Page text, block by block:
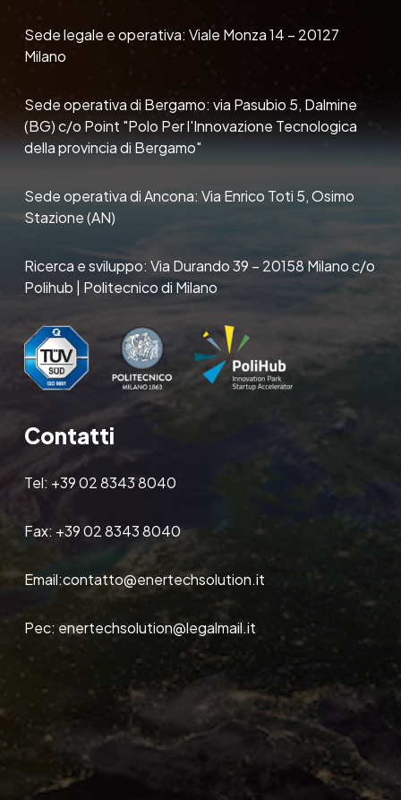
Sede legale e operativa: Viale Monza 14 – 20127
Milano
Sede operativa di Bergamo: via Pasubio 5, Dalmine
(BG) c/o Point "Polo Per l'Innovazione Tecnologica
della provincia di Bergamo"
Sede operativa di Ancona: Via Enrico Toti 5, Osimo
Stazione (AN)
Ricerca e sviluppo: Via Durando 39 – 20158 Milano c/o
Polihub | Politecnico di Milano
Contatti
Tel: +39 02 8343 8040
Fax: +39 02 8343 8040
Email:contatto@enertechsolution.it
Pec: enertechsolution@legalmail.it